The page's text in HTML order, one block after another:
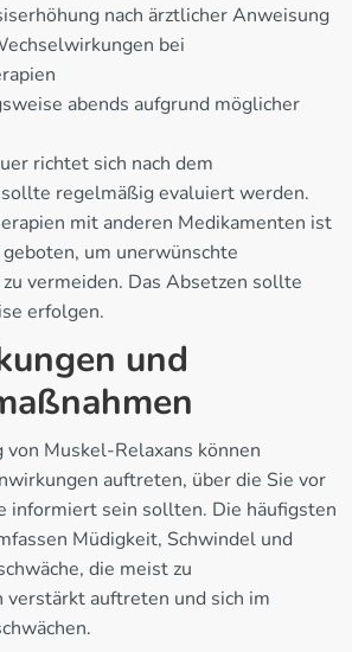
nach ärztlicher Anweisung
bei
abends aufgrund möglicher
richtet sich nach dem
regelmäßig evaluiert werden.
mit anderen Medikamenten ist
um unerwünschte
vermeiden. Das Absetzen sollte
erfolgen.
und
Muskel-Relaxans können
auftreten, über die Sie vor
informiert sein sollten. Die häufigsten
Müdigkeit, Schwindel und
die meist zu
verstärkt auftreten und sich im